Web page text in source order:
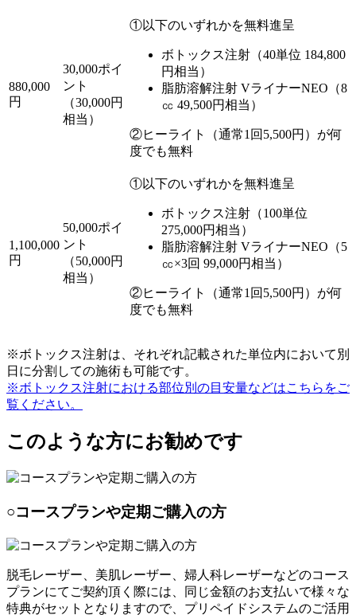
880,000
円
30,000ポイ
ント
（30,000円
相当）
①以下のいずれかを無料進呈
ボトックス注射（40単位 184,800
円相当）
脂肪溶解注射 VライナーNEO（8
㏄ 49,500円相当）
②ヒーライト（通常1回5,500円）が何
度でも無料
1,100,000
円
50,000ポイ
ント
（50,000円
相当）
①以下のいずれかを無料進呈
ボトックス注射（100単位
275,000円相当）
脂肪溶解注射 VライナーNEO（5
㏄×3回 99,000円相当）
②ヒーライト（通常1回5,500円）が何
度でも無料
※ボトックス注射は、それぞれ記載された単位内において別
日に分割しての施術も可能です。
※ボトックス注射における部位別の目安量などはこちらをご
覧ください。
このような方にお勧めです
○コースプランや定期ご購入の方
脱毛レーザー、美肌レーザー、婦人科レーザーなどのコース
プランにてご契約頂く際には、同じ金額のお支払いで様々な
特典がセットとなりますので、プリペイドシステムのご活用